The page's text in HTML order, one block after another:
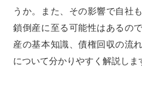
うか。また、その影響で自社
鎖倒産に至る可能性はあるの
産の基本知識、債権回収の流
について分かりやすく解説しま